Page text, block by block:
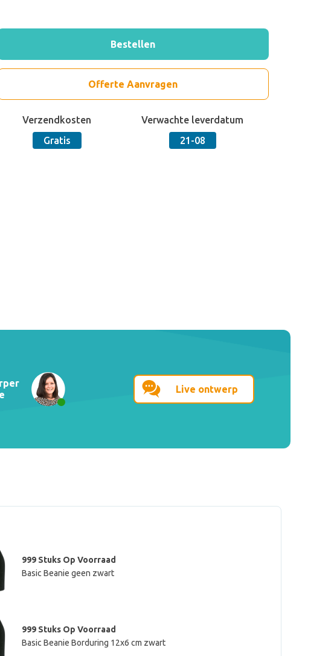
Bestellen
Offerte Aanvragen
Verzendkosten
Gratis
Verwachte leverdatum
21-08
Live ontwerp
999 Stuks Op Voorraad
Basic Beanie geen zwart
999 Stuks Op Voorraad
Basic Beanie Borduring 12x6 cm zwart